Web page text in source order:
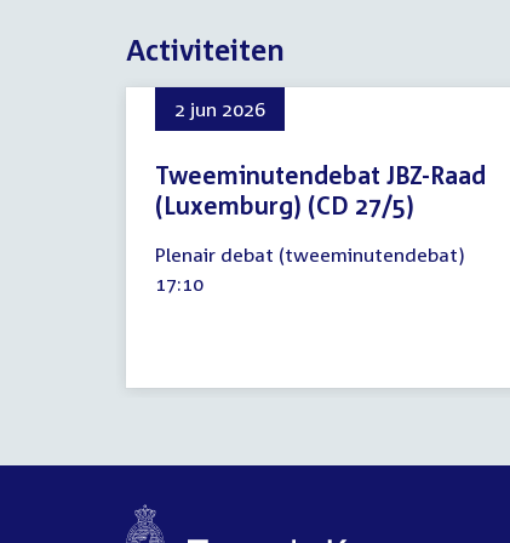
Activiteiten
2 jun 2026
Tweeminutendebat JBZ-Raad
(Luxemburg) (CD 27/5)
juni
2026
Plenair debat (tweeminutendebat)
Tijd
17:10